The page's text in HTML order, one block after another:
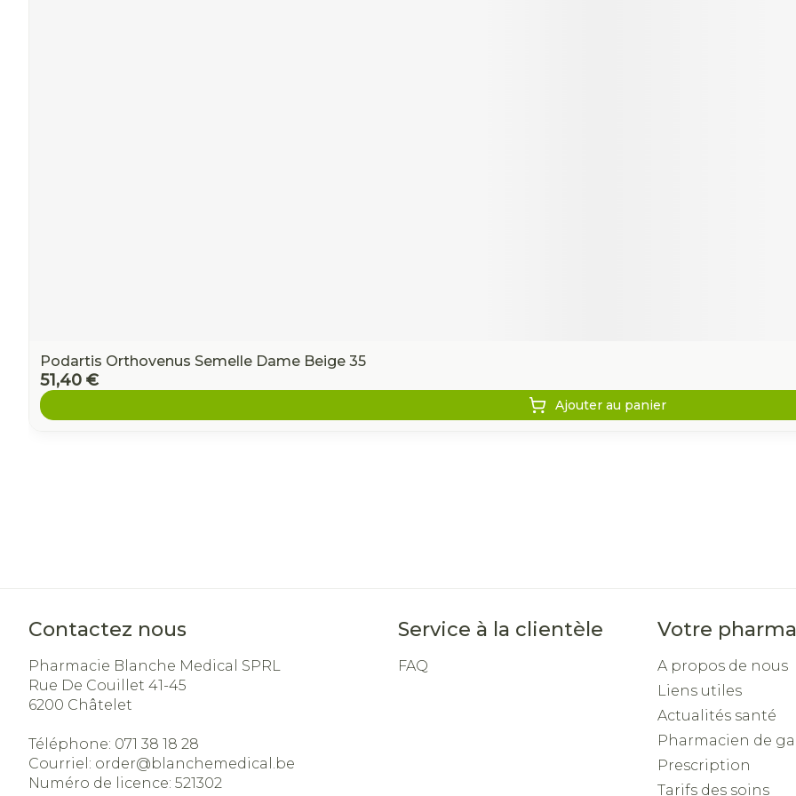
Podartis Orthovenus Semelle Dame Beige 35
51,40 €
Ajouter au panier
Contactez nous
Pharmacie Blanche Medical SPRL
Rue De Couillet 41-45
6200 Châtelet
Téléphone: 071 38 18 28
Courriel: order@blanchemedical.be
Numéro de licence: 521302
Service à la clientèle
FAQ
Votre
A propos de nous
Liens utiles
Actualités santé
Pharmacien de
Prescription
Tarifs des soins